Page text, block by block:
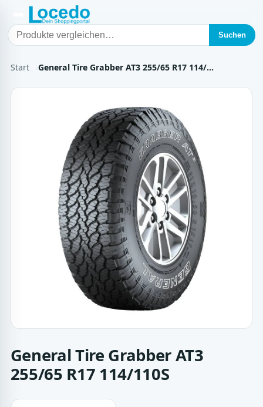
Suchen
Start General Tire Grabber AT3 255/65 R17 114/…
General Tire Grabber AT3
255/65 R17 114/110S